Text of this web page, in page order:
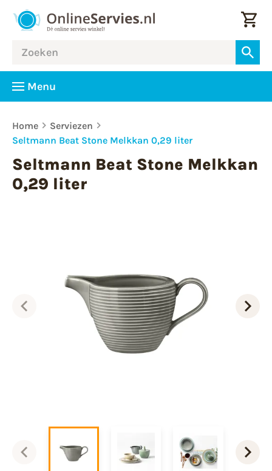
Menu
Home
Serviezen
Seltmann Beat Stone Melkkan 0,29 liter
Seltmann Beat Stone Melkkan
0,29 liter